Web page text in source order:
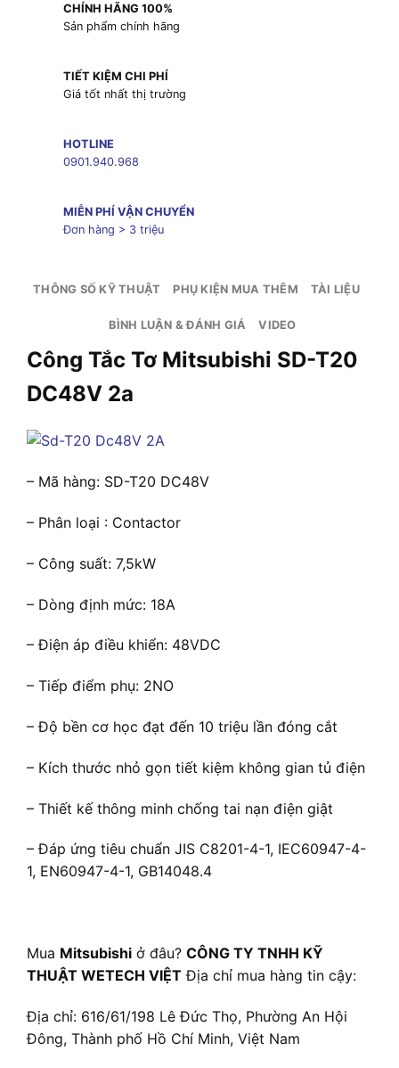
CHÍNH HÃNG 100%
Sản phẩm chính hãng
TIẾT KIỆM CHI PHÍ
Giá tốt nhất thị trường
HOTLINE
0901.940.968
MIỄN PHÍ VẬN CHUYỂN
Đơn hàng > 3 triệu
THÔNG SỐ KỸ THUẬT PHỤ KIỆN MUA THÊM TÀI LIỆU
BÌNH LUẬN & ĐÁNH GIÁ VIDEO
Công Tắc Tơ Mitsubishi SD-T20
DC48V 2a
– Mã hàng: SD-T20 DC48V
– Phân loại : Contactor
– Công suất: 7,5kW
– Dòng định mức: 18A
– Điện áp điều khiển: 48VDC
– Tiếp điểm phụ: 2NO
– Độ bền cơ học đạt đến 10 triệu lần đóng cắt
– Kích thước nhỏ gọn tiết kiệm không gian tủ điện
– Thiết kế thông minh chống tai nạn điện giật
– Đáp ứng tiêu chuẩn JIS C8201-4-1, IEC60947-4-
1, EN60947-4-1, GB14048.4
Mua Mitsubishi ở đâu? CÔNG TY TNHH KỸ
THUẬT WETECH VIỆT Địa chỉ mua hàng tin cậy:
Địa chỉ: 616/61/198 Lê Đức Thọ, Phường An Hội
Đông, Thành phố Hồ Chí Minh, Việt Nam